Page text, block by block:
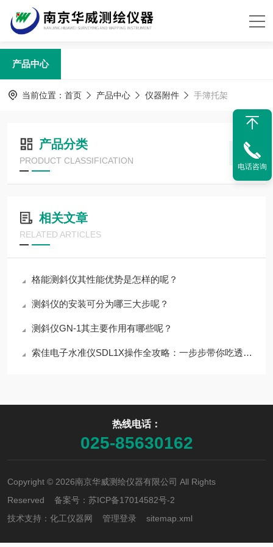
产品中心
当前位置： 首页 产品中心 仪器附件 手簿托架
产品分类
PRODUCT CLASSIFICATION
相关文章
RELATED ARTICLES
格能测斜仪其性能优势是怎样的呢？
测斜仪的安装可分为哪三大步呢？
测斜仪GN-1其主要作用有哪些呢？
索佳电子水准仪SDL1X操作全攻略：一步步带你吃透核心流程
热线电话：
025-85630162
Copyright © 2026南京华威测绘仪器有限公司 All Rights
Reserved 备案号： 苏ICP备17014582号-2
技术支持： 化工仪器网 管理登录 sitemap.xml
电话咨询